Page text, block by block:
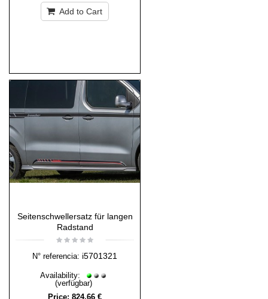
Add to Cart
Seitenschwellersatz für langen
Radstand
N° referencia: i5701321
Availability:
(verfügbar)
Price: 824,66 €